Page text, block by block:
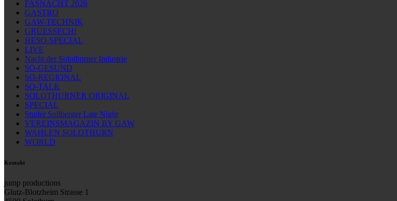
FASNACHT 2026
GASTRO
GAW-TECHNIK
GRÜESSECH!
HESO-SPECIAL
LIVE
Nacht der Solothurner Industrie
SO-GESUND
SO-REGIONAL
SO-TALK
SOLOTHURNER ORIGINAL
SPECIAL
Studer Sollberger Late Night
VEREINSMAGAZIN BY GAW
WAHLEN SOLOTHURN
WORLD
Kontakt
jump productions
Glutz-Blotzheim Strasse 1